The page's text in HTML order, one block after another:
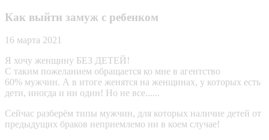
Как выйти замуж с ребенком
16 марта 2021
Я хочу женщину БЕЗ ДЕТЕЙ!
С таким пожеланием обращается ко мне в агентство
60% мужчин. А в итоге женятся на женщинах, у которых есть
дети, иногда и ни один! Но не все......
Сейчас разберём типы мужчин, для которых наличие детей от
предыдущих браков неприемлемо ни в коем случае!